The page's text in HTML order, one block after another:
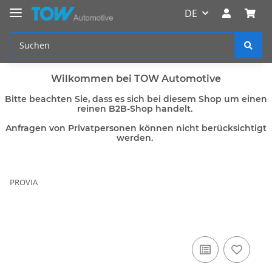
DE
Wilkommen bei TOW Automotive
Bitte beachten Sie, dass es sich bei diesem Shop um einen
reinen B2B-Shop handelt.
Anfragen von Privatpersonen können nicht berücksichtigt
werden.
PROVIA